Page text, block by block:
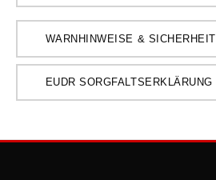
WARNHINWEISE & SICHERHEIT
EUDR SORGFALTSERKLÄRUNG